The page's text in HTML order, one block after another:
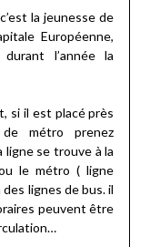
la jeunesse de
Européenne,
l’année la
si il est placé près
métro prenez
se trouve à la
le métro ( ligne
des lignes de bus. il
peuvent être